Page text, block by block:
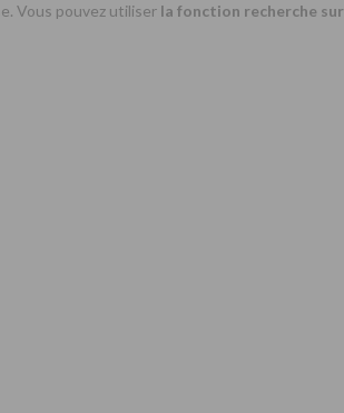
Vous pouvez utiliser la fonction recherche sur